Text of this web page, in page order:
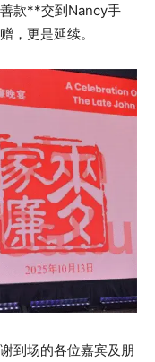
款**交到Nancy手
更是延续。
到场的各位嘉宾及朋